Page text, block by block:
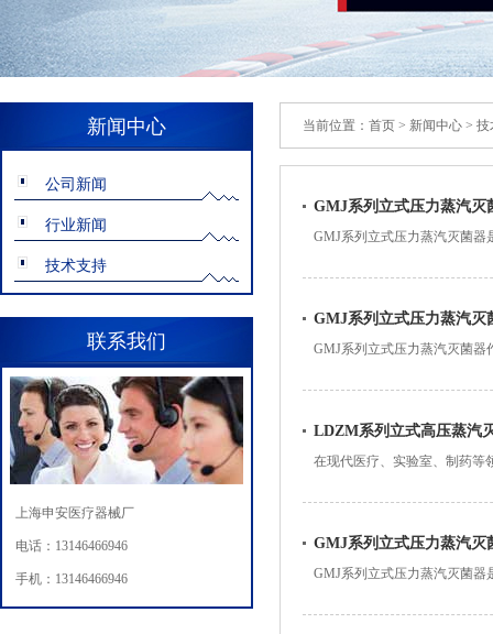
新闻中心
公司新闻
行业新闻
技术支持
联系我们
上海申安医疗器械厂
电话：13146466946
手机：13146466946
当前位置： 首页 > 新闻中心 > 技
GMJ系列立式压力蒸汽灭
GMJ系列立式压力蒸汽灭菌器
GMJ系列立式压力蒸汽灭
GMJ系列立式压力蒸汽灭菌
LDZM系列立式高压蒸汽
在现代医疗、实验室、制药等
GMJ系列立式压力蒸汽灭
GMJ系列立式压力蒸汽灭菌